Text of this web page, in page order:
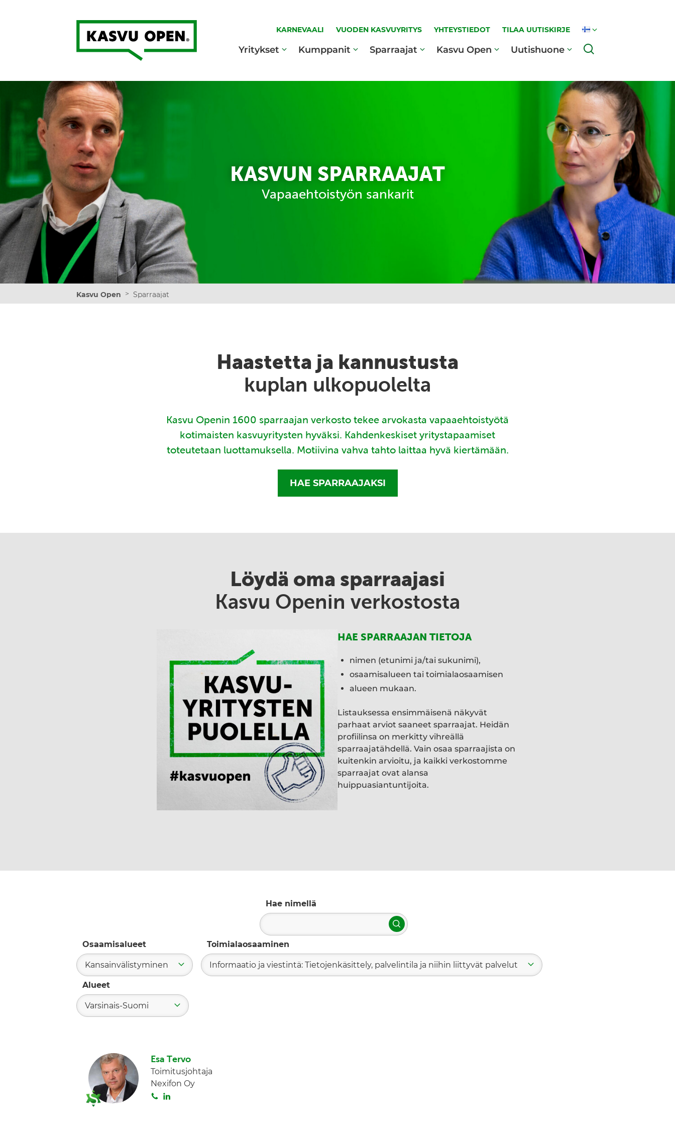
Kasvu Open
KARNEVAALI VUODEN KASVUYRITYS YHTEYSTIEDOT TILAA UUTISKIRJE
Yritykset Kumppanit Sparraajat Kasvu Open Uutishuone
KASVUN SPARRAAJAT
Vapaaehtoistyön sankarit
Kasvu Open > Sparraajat
Haastetta ja kannustusta
kuplan ulkopuolelta
Kasvu Openin 1600 sparraajan verkosto tekee arvokasta vapaaehtoistyötä
kotimaisten kasvuyritysten hyväksi. Kahdenkeskiset yritystapaamiset
toteutetaan luottamuksella. Motiivina vahva tahto laittaa hyvä kiertämään.
HAE SPARRAAJAKSI
Löydä oma sparraajasi
Kasvu Openin verkostosta
HAE SPARRAAJAN TIETOJA
nimen (etunimi ja/tai sukunimi),
osaamisalueen tai toimialaosaamisen
alueen mukaan.
Listauksessa ensimmäisenä näkyvät
parhaat arviot saaneet sparraajat. Heidän
profiilinsa on merkitty vihreällä
sparraajatähdellä. Vain osaa sparraajista on
kuitenkin arvioitu, ja kaikki verkostomme
sparraajat ovat alansa
huippuasiantuntijoita.
Hae nimellä
Hae
Osaamisalueet
Kansainvälistyminen
Toimialaosaaminen
Informaatio ja viestintä: Tietojenkäsittely, palvelintila ja niihin liittyvät palvelut
Alueet
Varsinais-Suomi
Esa Tervo
Toimitusjohtaja
Nexifon Oy
S